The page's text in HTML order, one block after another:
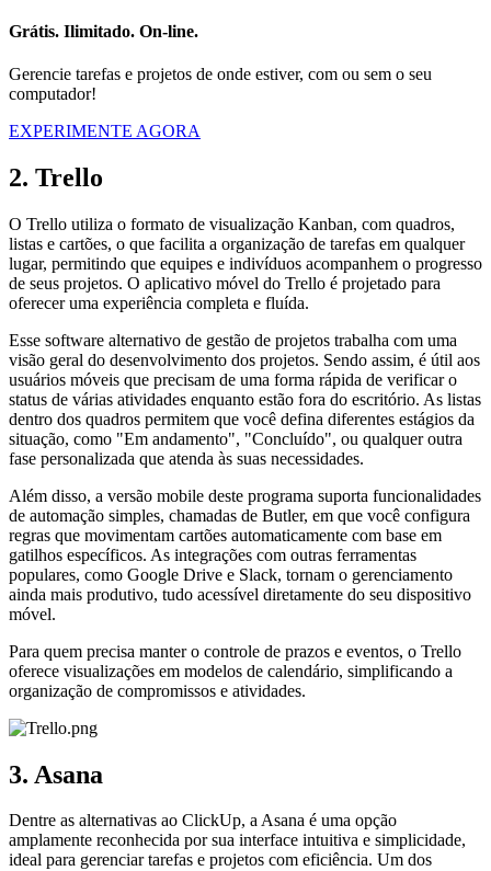
Grátis. Ilimitado. On-line.
Gerencie tarefas e projetos de onde estiver, com ou sem o seu
computador!
EXPERIMENTE AGORA
2. Trello
O Trello utiliza o formato de visualização Kanban, com quadros,
listas e cartões, o que facilita a organização de tarefas em qualquer
lugar, permitindo que equipes e indivíduos acompanhem o progresso
de seus projetos. O aplicativo móvel do Trello é projetado para
oferecer uma experiência completa e fluída.
Esse software alternativo de gestão de projetos trabalha com uma
visão geral do desenvolvimento dos projetos. Sendo assim, é útil aos
usuários móveis que precisam de uma forma rápida de verificar o
status de várias atividades enquanto estão fora do escritório. As listas
dentro dos quadros permitem que você defina diferentes estágios da
situação, como "Em andamento", "Concluído", ou qualquer outra
fase personalizada que atenda às suas necessidades.
Além disso, a versão mobile deste programa suporta funcionalidades
de automação simples, chamadas de Butler, em que você configura
regras que movimentam cartões automaticamente com base em
gatilhos específicos. As integrações com outras ferramentas
populares, como Google Drive e Slack, tornam o gerenciamento
ainda mais produtivo, tudo acessível diretamente do seu dispositivo
móvel.
Para quem precisa manter o controle de prazos e eventos, o Trello
oferece visualizações em modelos de calendário, simplificando a
organização de compromissos e atividades.
3. Asana
Dentre as alternativas ao ClickUp, a Asana é uma opção
amplamente reconhecida por sua interface intuitiva e simplicidade,
ideal para gerenciar tarefas e projetos com eficiência. Um dos